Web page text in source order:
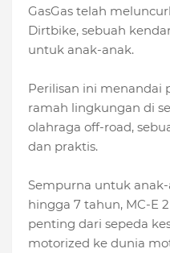
GasGas telah
Dirtbike, sebuah
untuk anak-anak.
Perilisan ini menandai
ramah lingkungan di
olahraga off-road,
dan praktis.
Sempurna untuk
hingga 7 tahun, MC-E
penting dari sepeda
motorized ke dunia